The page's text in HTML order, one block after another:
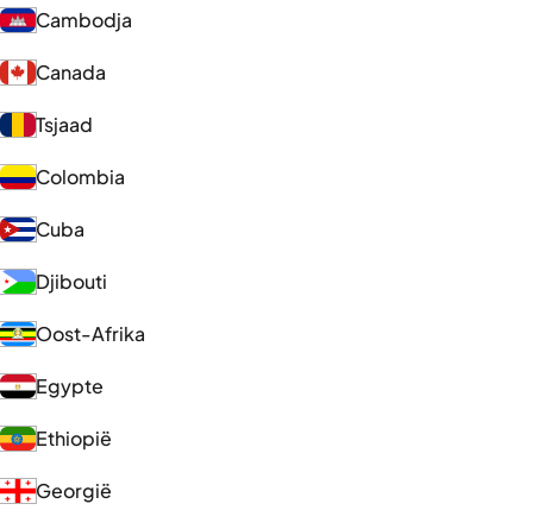
Cambodja
Canada
Tsjaad
Colombia
Cuba
Djibouti
Oost-Afrika
Egypte
Ethiopië
Georgië